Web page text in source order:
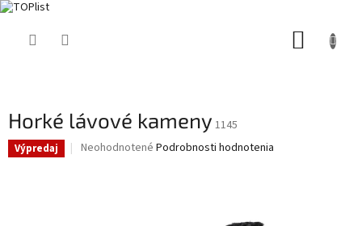
Horké lávové kameny 1145
Výpredaj
Priemerné
Neohodnotené Podrobnosti hodnotenia